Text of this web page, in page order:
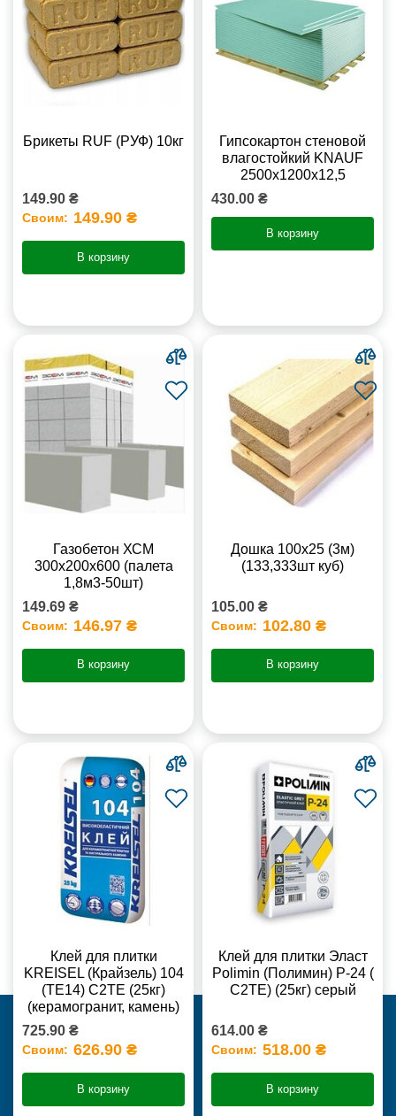
Брикеты RUF (РУФ) 10кг
149.90 ₴
Своим: 149.90 ₴
В корзину
Гипсокартон стеновой
влагостойкий KNAUF
2500х1200х12,5
430.00 ₴
В корзину
Газобетон ХСМ
300x200x600 (палета
1,8м3-50шт)
149.69 ₴
Своим: 146.97 ₴
В корзину
Дошка 100х25 (3м)
(133,333шт куб)
105.00 ₴
Своим: 102.80 ₴
В корзину
Клей для плитки
KREISEL (Крайзель) 104
(ТЕ14) С2TE (25кг)
(керамогранит, камень)
725.90 ₴
Своим: 626.90 ₴
В корзину
Клей для плитки Эласт
Polimin (Полимин) Р-24 (
С2ТЕ) (25кг) серый
614.00 ₴
Своим: 518.00 ₴
В корзину